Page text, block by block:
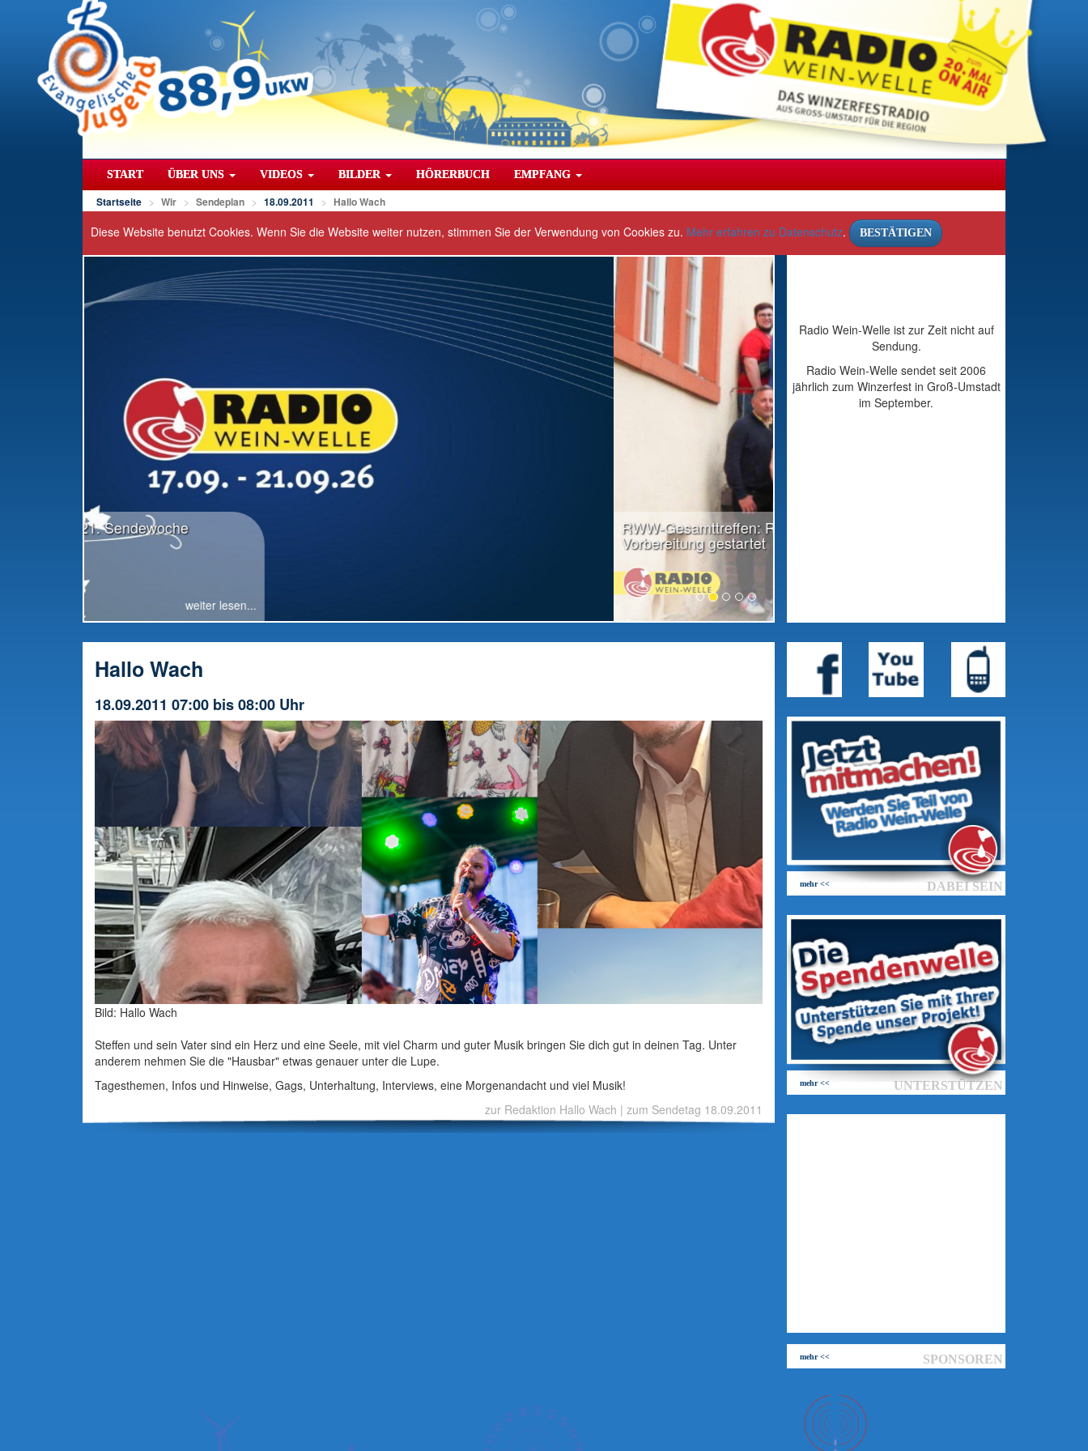
START ÜBER UNS VIDEOS BILDER HÖRERBUCH EMPFANG
Startseite Wir Sendeplan 18.09.2011 Hallo Wach
Diese Website benutzt Cookies. Wenn Sie die Website weiter nutzen, stimmen Sie der Verwendung von Cookies zu. Mehr erfahren zu Datenschutz. BESTÄTIGEN
RWW-Gesamttreffen: Radio offiziell in die
Vorbereitung gestartet
Radio Wein-Welle ist zur Zeit nicht auf
Sendung.
Radio Wein-Welle sendet seit 2006
jährlich zum Winzerfest in Groß-Umstadt
im September.
Hallo Wach
18.09.2011 07:00 bis 08:00 Uhr
Bild: Hallo Wach
Steffen und sein Vater sind ein Herz und eine Seele, mit viel Charm und guter Musik bringen Sie dich gut in deinen Tag. Unter
anderem nehmen Sie die "Hausbar" etwas genauer unter die Lupe.
Tagesthemen, Infos und Hinweise, Gags, Unterhaltung, Interviews, eine Morgenandacht und viel Musik!
zur Redaktion Hallo Wach | zum Sendetag 18.09.2011
DABEI SEIN
mehr <<
UNTERSTÜTZEN
mehr <<
SPONSOREN
mehr <<